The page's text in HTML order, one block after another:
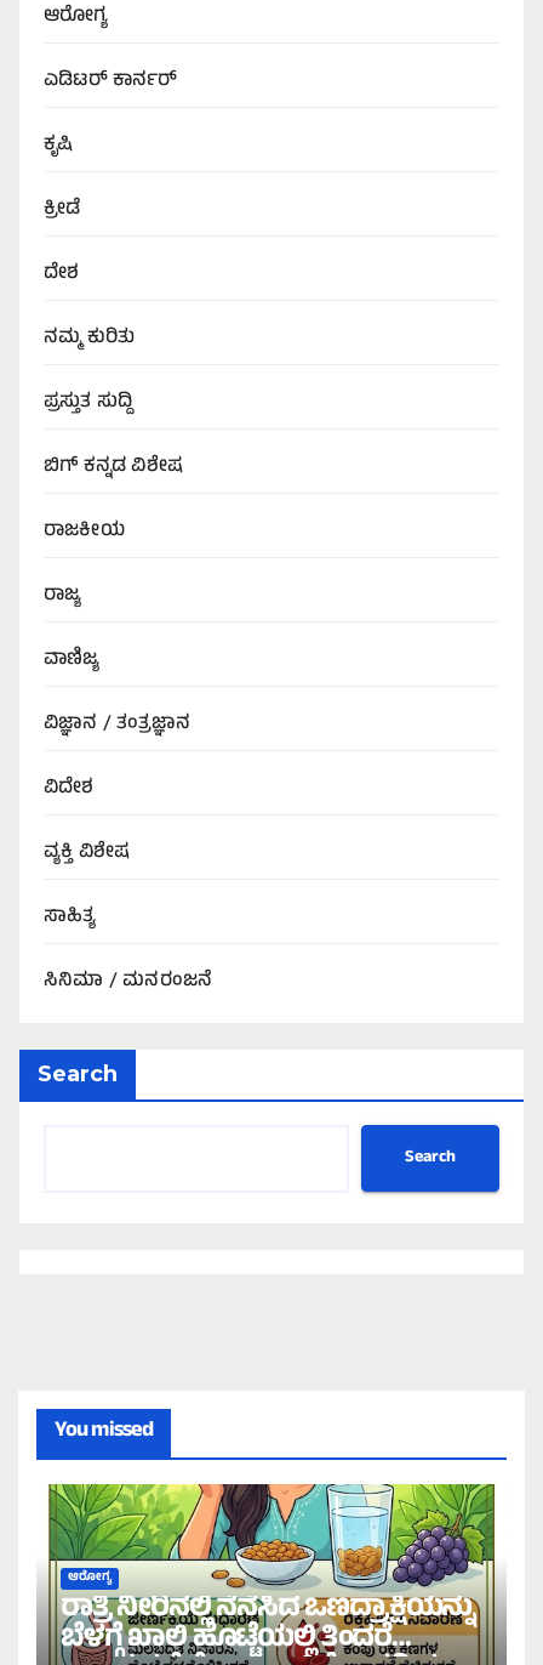
ಆರೋಗ್ಯ
ಎಡಿಟರ್‌ ಕಾರ್ನರ್
ಕೃಷಿ
ಕ್ರೀಡೆ
ದೇಶ
ನಮ್ಮ ಕುರಿತು
ಪ್ರಸ್ತುತ ಸುದ್ದಿ
ಬಿಗ್‌ ಕನ್ನಡ ವಿಶೇಷ
ರಾಜಕೀಯ
ರಾಜ್ಯ
ವಾಣಿಜ್ಯ
ವಿಜ್ಞಾನ / ತಂತ್ರಜ್ಞಾನ
ವಿದೇಶ
ವ್ಯಕ್ತಿ ವಿಶೇಷ
ಸಾಹಿತ್ಯ
ಸಿನಿಮಾ / ಮನರಂಜನೆ
Search
Search
You missed
ಆರೋಗ್ಯ
ರಾತ್ರಿ ನೀರಿನಲ್ಲಿ ನೆನೆಸಿದ ಒಣದ್ರಾಕ್ಷಿಯನ್ನು
ಬೆಳಗ್ಗೆ ಖಾಲಿ ಹೊಟ್ಟೆಯಲ್ಲಿ ತಿಂದರೆ